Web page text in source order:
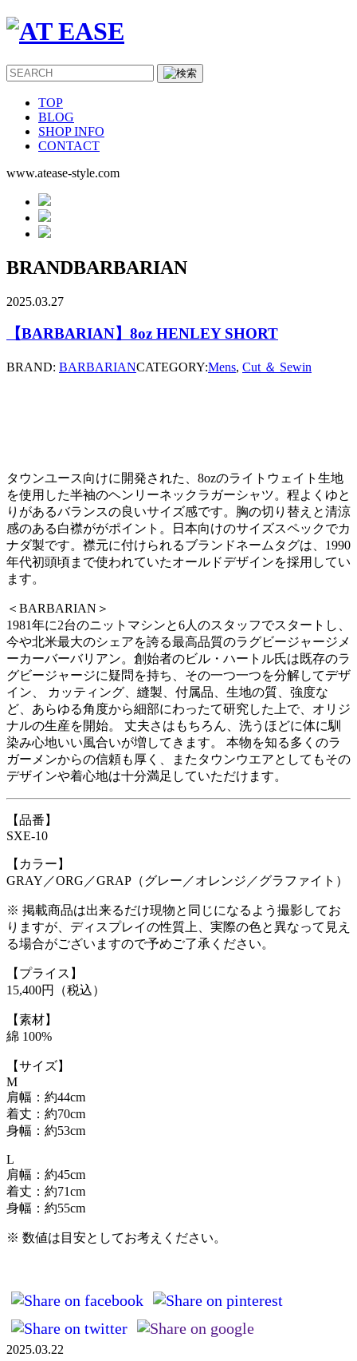
TOP
BLOG
SHOP INFO
CONTACT
www.atease-style.com
BRANDBARBARIAN
2025.03.27
【BARBARIAN】8oz HENLEY SHORT
BRAND: BARBARIANCATEGORY:Mens, Cut ＆ Sewin
タウンユース向けに開発された、8ozのライトウェイト生地
を使用した半袖のヘンリーネックラガーシャツ。程よくゆと
りがあるバランスの良いサイズ感です。胸の切り替えと清涼
感のある白襟ががポイント。日本向けのサイズスペックでカ
ナダ製です。襟元に付けられるブランドネームタグは、1990
年代初頭頃まで使われていたオールドデザインを採用してい
ます。
＜BARBARIAN＞
1981年に2台のニットマシンと6人のスタッフでスタートし、
今や北米最大のシェアを誇る最高品質のラグビージャージメ
ーカーバーバリアン。創始者のビル・ハートル氏は既存のラ
グビージャージに疑問を持ち、その一つ一つを分解してデザ
イン、 カッティング、縫製、付属品、生地の質、強度な
ど、あらゆる角度から細部にわったて研究した上で、オリジ
ナルの生産を開始。 丈夫さはもちろん、洗うほどに体に馴
染み心地いい風合いが増してきます。 本物を知る多くのラ
ガーメンからの信頼も厚く、またタウンウエアとしてもその
デザインや着心地は十分満足していただけます。
【品番】
SXE-10
【カラー】
GRAY／ORG／GRAP（グレー／オレンジ／グラファイト）
※ 掲載商品は出来るだけ現物と同じになるよう撮影してお
りますが、ディスプレイの性質上、実際の色と異なって見え
る場合がございますので予めご了承ください。
【プライス】
15,400円（税込）
【素材】
綿 100%
【サイズ】
M
肩幅：約44cm
着丈：約70cm
身幅：約53cm
L
肩幅：約45cm
着丈：約71cm
身幅：約55cm
※ 数値は目安としてお考えください。
2025.03.22